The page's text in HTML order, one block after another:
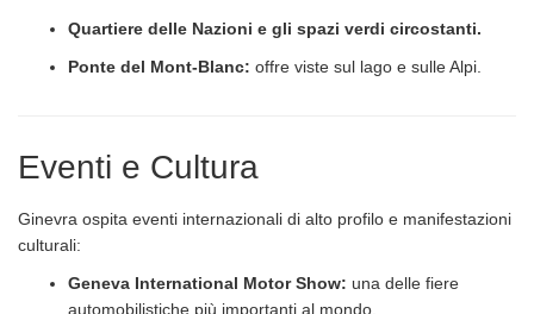
Quartiere delle Nazioni e gli spazi verdi circostanti.
Ponte del Mont-Blanc: offre viste sul lago e sulle Alpi.
Eventi e Cultura
Ginevra ospita eventi internazionali di alto profilo e manifestazioni
culturali:
Geneva International Motor Show: una delle fiere
automobilistiche più importanti al mondo.